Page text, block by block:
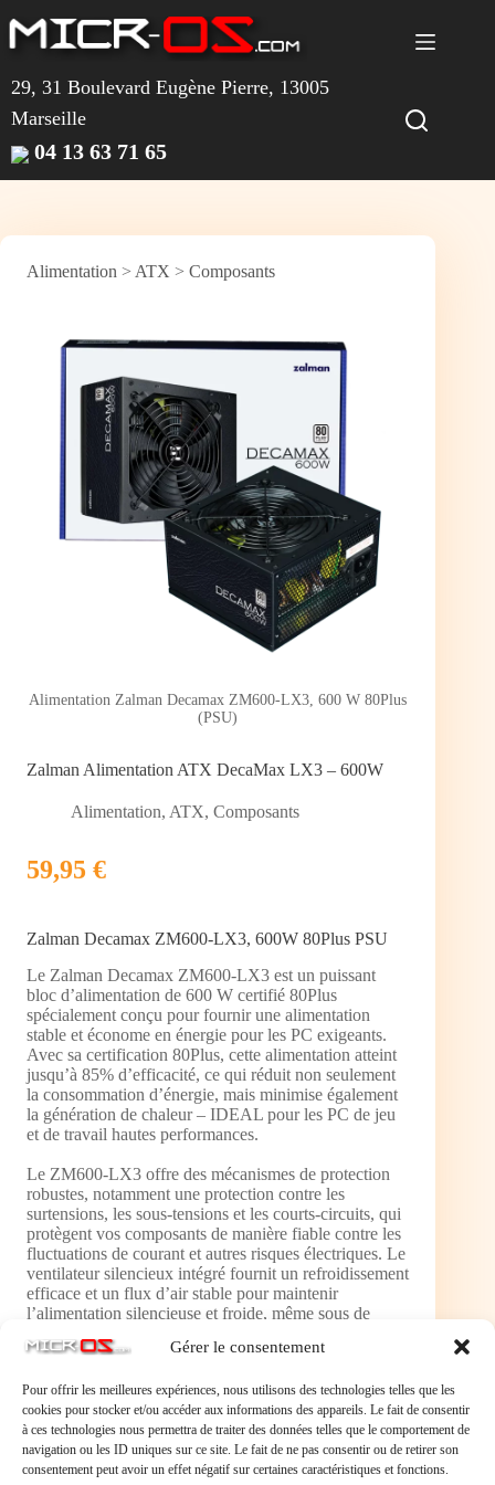
Gérer le consentement
Pour offrir les meilleures expériences, nous utilisons des technologies telles que les
cookies pour stocker et/ou accéder aux informations des appareils. Le fait de consentir
à ces technologies nous permettra de traiter des données telles que le comportement de
navigation ou les ID uniques sur ce site. Le fait de ne pas consentir ou de retirer son
consentement peut avoir un effet négatif sur certaines caractéristiques et fonctions.
au
contenu
29, 31 Boulevard Eugène Pierre, 13005
Marseille
04 13 63 71 65
Alimentation > ATX > Composants
Alimentation Zalman Decamax ZM600-LX3, 600 W 80Plus
(PSU)
Zalman Alimentation ATX DecaMax LX3 – 600W
Alimentation, ATX, Composants
59,95 €
Zalman Decamax ZM600-LX3, 600W 80Plus PSU
Le Zalman Decamax ZM600-LX3 est un puissant
bloc d’alimentation de 600 W certifié 80Plus
spécialement conçu pour fournir une alimentation
stable et économe en énergie pour les PC exigeants.
Avec sa certification 80Plus, cette alimentation atteint
jusqu’à 85% d’efficacité, ce qui réduit non seulement
la consommation d’énergie, mais minimise également
la génération de chaleur – IDEAL pour les PC de jeu
et de travail hautes performances.
Le ZM600-LX3 offre des mécanismes de protection
robustes, notamment une protection contre les
surtensions, les sous-tensions et les courts-circuits, qui
protègent vos composants de manière fiable contre les
fluctuations de courant et autres risques électriques. Le
ventilateur silencieux intégré fournit un refroidissement
efficace et un flux d’air stable pour maintenir
l’alimentation silencieuse et froide, même sous de
à installer et convient à la plupart des tailles de boîtier.
Certification 80Plus pour une efficacité
énergétique élevée jusqu’à 85%
Puissance de 600 W pour une alimentation
stable dans les applications exigeantes
Mécanismes de protection complets contre les